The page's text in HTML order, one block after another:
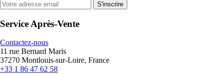
S'inscrire
Service Après-Vente
Contactez-nous
11 rue Bernard Maris
37270 Montlouis-sur-Loire, France
+33 1 86 47 62 58